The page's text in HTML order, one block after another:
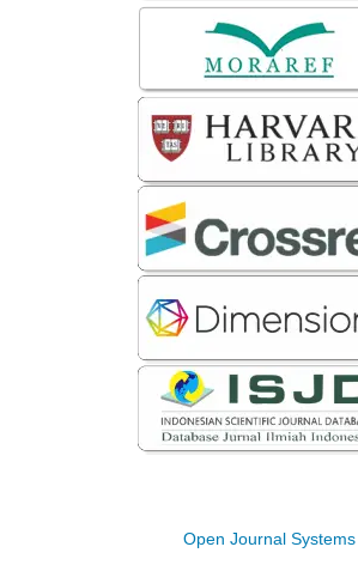
Open Journal Systems